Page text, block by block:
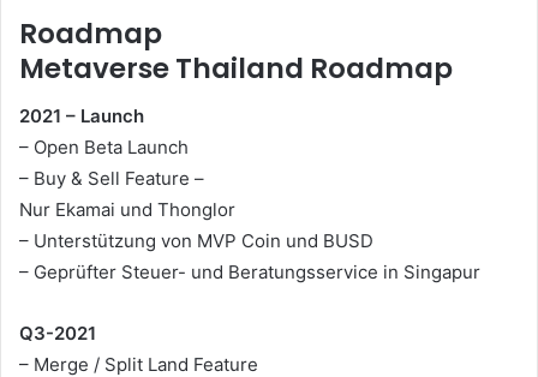
Roadmap
Metaverse Thailand Roadmap
2021 – Launch
– Open Beta Launch
– Buy & Sell Feature –
Nur Ekamai und Thonglor
– Unterstützung von MVP Coin und BUSD
– Geprüfter Steuer- und Beratungsservice in Singapur
Q3-2021
– Merge / Split Land Feature